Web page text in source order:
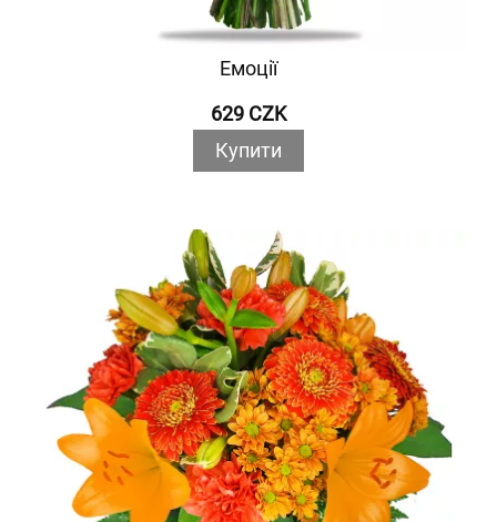
Емоції
629 CZK
Купити